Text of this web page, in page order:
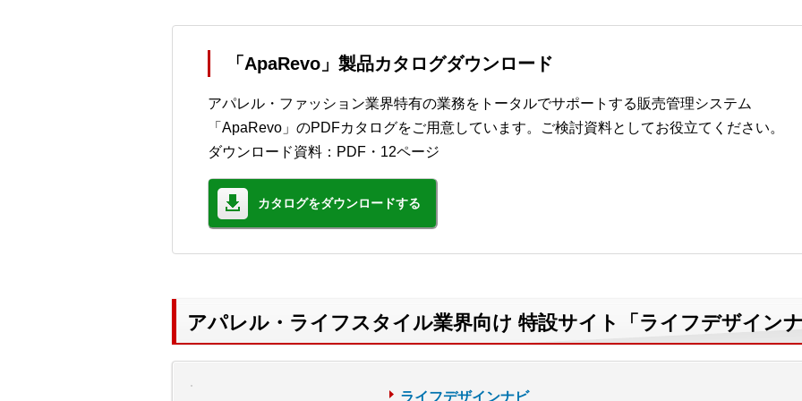
「ApaRevo」製品カタログダウンロード
アパレル・ファッション業界特有の業務をトータルでサポートする販売管理システム
「ApaRevo」のPDFカタログをご用意しています。ご検討資料としてお役立てください。
ダウンロード資料：PDF・12ページ
カタログをダウンロードする
アパレル・ライフスタイル業界向け 特設サイト「ライフデザイン
ライフデザインナビ